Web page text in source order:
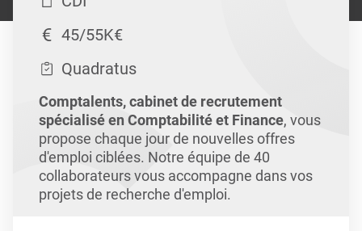
45/55K€
Quadratus
Comptalents, cabinet de recrutement
spécialisé en Comptabilité et Finance, vous
propose chaque jour de nouvelles offres
d'emploi ciblées. Notre équipe de 40
collaborateurs vous accompagne dans vos
projets de recherche d'emploi.